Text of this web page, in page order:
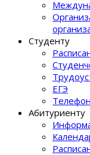
Студенту
ЕГЭ
Абитуриенту